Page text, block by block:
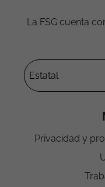
La FSG cuenta
Privacidad y